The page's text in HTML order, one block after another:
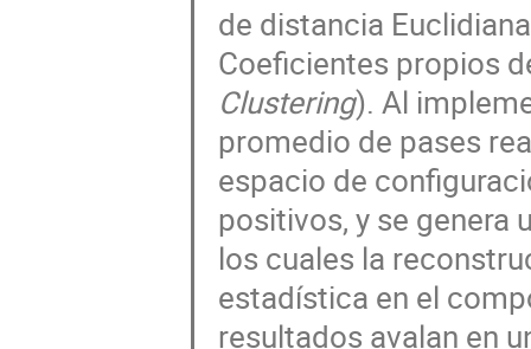
de distancia
Coeficientes propios
Clustering). Al
promedio de pases
espacio de
positivos, y se genera
los cuales la
estadística en el
resultados avalan en